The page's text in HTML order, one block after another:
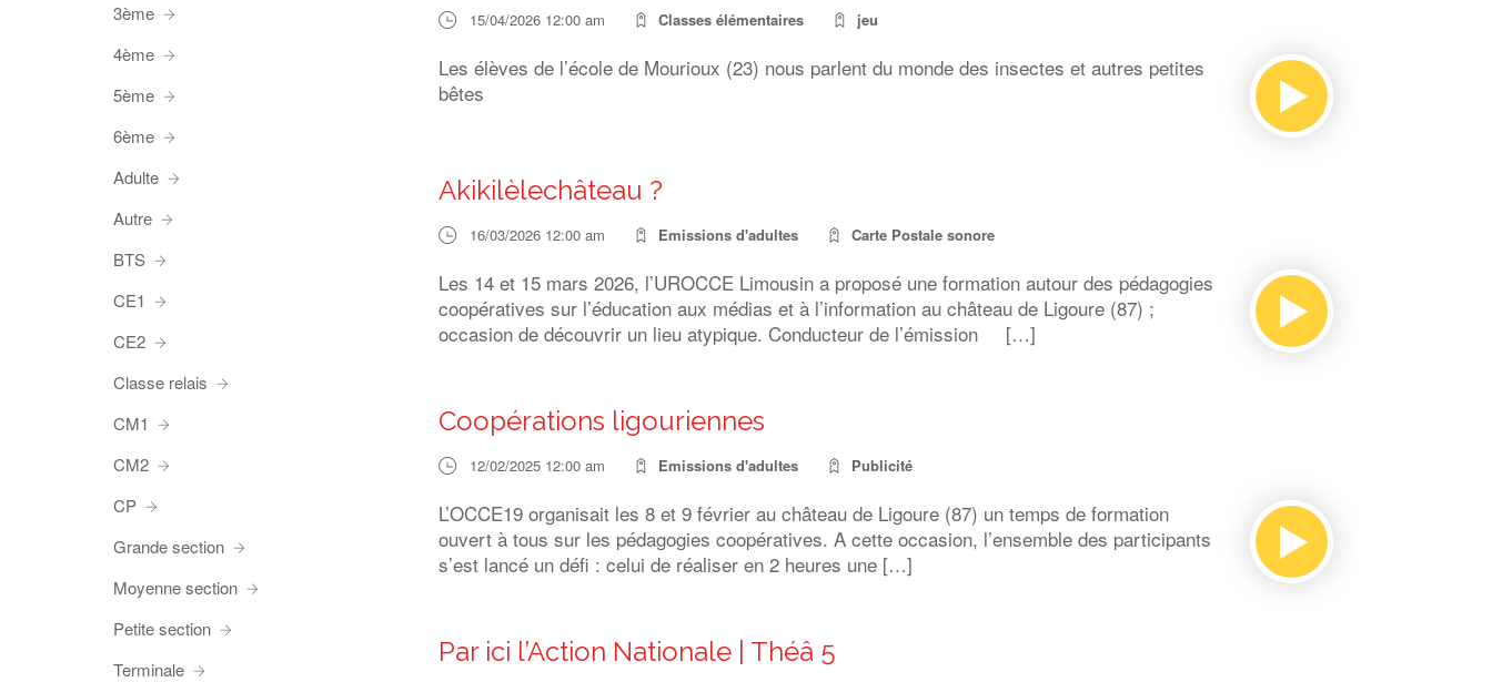
15/04/2026 12:00 am Classes élémentaires jeu
Les élèves de l’école de Mourioux (23) nous parlent du monde des insectes et autres petites
bêtes
Akikilèlechâteau ?
16/03/2026 12:00 am Emissions d'adultes Carte Postale sonore
Les 14 et 15 mars 2026, l’UROCCE Limousin a proposé une formation autour des pédagogies
coopératives sur l’éducation aux médias et à l’information au château de Ligoure (87) ;
occasion de découvrir un lieu atypique. Conducteur de l’émission […]
Coopérations ligouriennes
12/02/2025 12:00 am Emissions d'adultes Publicité
L’OCCE19 organisait les 8 et 9 février au château de Ligoure (87) un temps de formation
ouvert à tous sur les pédagogies coopératives. A cette occasion, l’ensemble des participants
s’est lancé un défi : celui de réaliser en 2 heures une […]
Par ici l’Action Nationale | Théâ 5
3ème
4ème
5ème
6ème
Adulte
Autre
BTS
CE1
CE2
Classe relais
CM1
CM2
CP
Grande section
Moyenne section
Petite section
Terminale